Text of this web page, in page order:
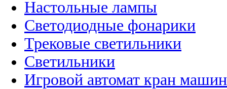
Настольные лампы
Светодиодные фонарики
Трековые светильники
Светильники
Игровой автомат кран